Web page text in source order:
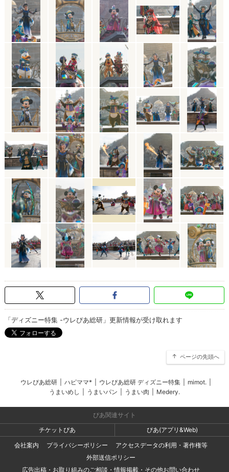
「ディズニー特集 -ウレぴあ総研」更新情報が受け取れます
ページの先頭へ
ウレぴあ総研 ハピママ* ウレぴあ総研 ディズニー特集 mimot.
うまいめし
うまいパン うまい肉 Medery.
ぴあ関連サイト
チケットぴあ
ぴあ(アプリ&Web)
会社案内
プライバシーポリシー
アクセスデータの利用・著作権等
外部送信ポリシー
広告出稿・お取り組みのご相談・情報掲載・その他お問い合わせ